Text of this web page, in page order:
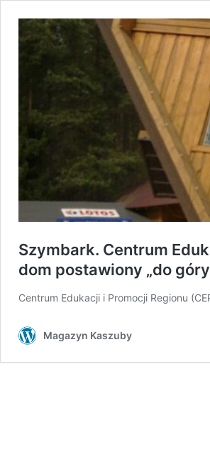
Szymbark. Centrum
dom postawiony „do
Centrum Edukacji i Promocji Regionu
Magazyn Kaszuby